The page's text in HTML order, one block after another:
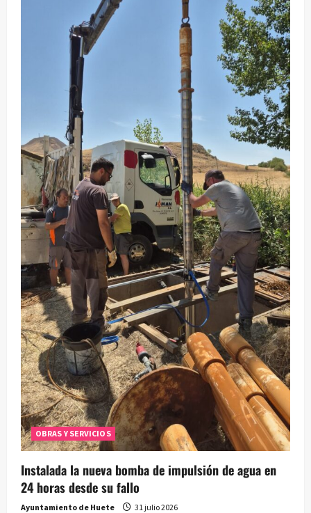
OBRAS Y SERVICIOS
Instalada la nueva bomba de impulsión de agua en
24 horas desde su fallo
Ayuntamiento de Huete 31 julio 2026